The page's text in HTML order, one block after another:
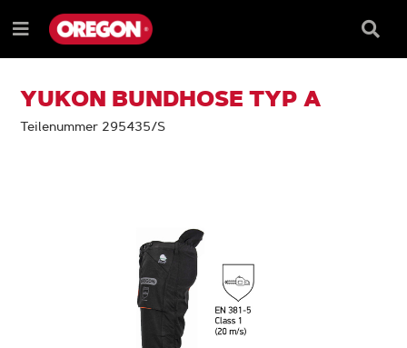
INHALT
NAVIGATIONSMENÜ
Menü
YUKON BUNDHOSE TYP A
Teilenummer 295435/S